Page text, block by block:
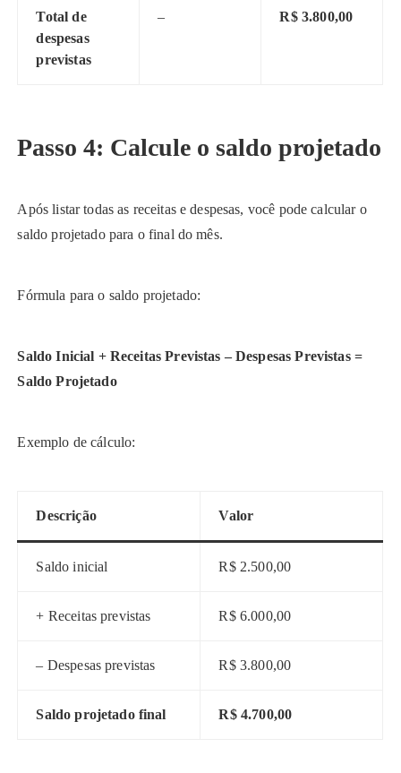
Total de
despesas
previstas
– R$ 3.800,00
Passo 4: Calcule o saldo projetado
Após listar todas as receitas e despesas, você pode calcular o
saldo projetado para o final do mês.
Fórmula para o saldo projetado:
Saldo Inicial + Receitas Previstas – Despesas Previstas =
Saldo Projetado
Exemplo de cálculo:
Descrição Valor
Saldo inicial R$ 2.500,00
+ Receitas previstas R$ 6.000,00
– Despesas previstas R$ 3.800,00
Saldo projetado final R$ 4.700,00